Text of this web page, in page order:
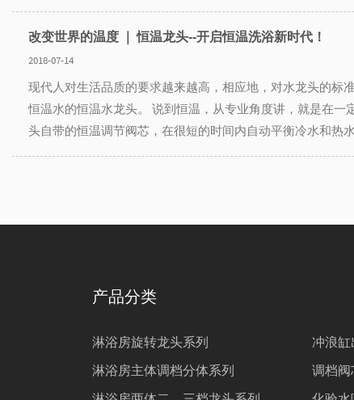
改变世界的温度 ｜ 恒温龙头--开启恒温洗浴新时代！
2018-07-14
现代人对生活品质的要求越来越高，相应地，对水龙头的标
恒温水的恒温水龙头。 说到恒温，从专业角度讲，就是在
头自带的恒温调节阀芯，在很短的时间内自动平衡冷水和热
产品分类
淋浴房旋转龙头系列
冲浪
淋浴房主体调档分体系列
调档阀